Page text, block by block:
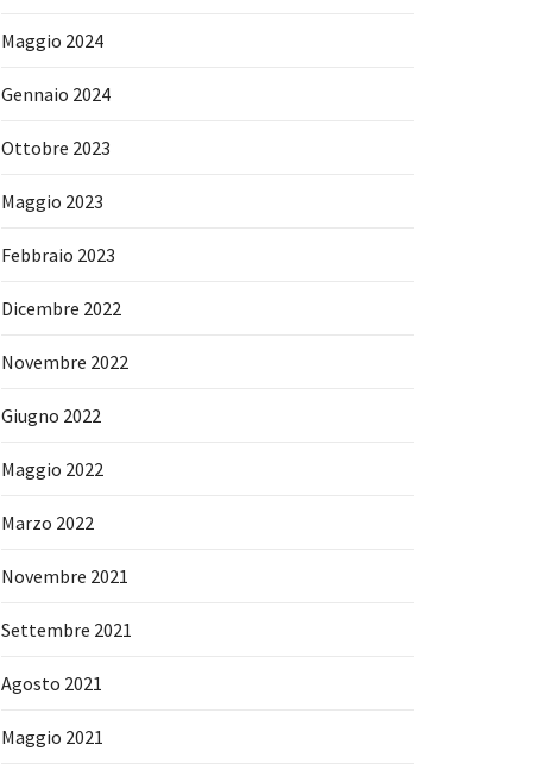
Maggio 2024
Gennaio 2024
Ottobre 2023
Maggio 2023
Febbraio 2023
Dicembre 2022
Novembre 2022
Giugno 2022
Maggio 2022
Marzo 2022
Novembre 2021
Settembre 2021
Agosto 2021
Maggio 2021